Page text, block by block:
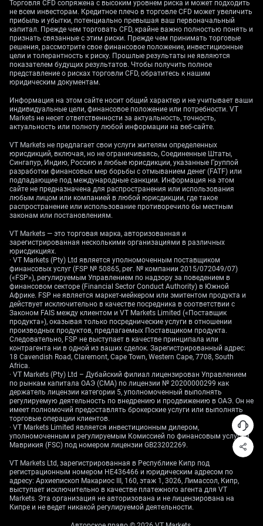
This policy comes even as China’s recent economic
data shows signs of slowing, with October 2025 exports
declining 5.2% year-over-year. A weaker currency would
typically help exporters, so the PBOC’s decision to hold
the line shows their focus is firmly on financial stability.
This reinforces the view that the currency will likely
Concerns About US
Economy
At the same time, concerns are growing over the US
economy after the last jobs report showed hiring
slowing to just 95,000, its lowest level in two years. This
has increased market bets on a Federal Reserve rate cut
in the first quarter of 2026, which would weaken the US
dollar. This global backdrop provides a tailwind for the
Yuan and supports the PBOC’s current stance.
For derivative traders, this environment of active
management and expected range-bound trading is ideal
for selling volatility. One-month implied volatility on
USD/CNH has already fallen to 4.5% from over 6%
during the summer of 2025. We believe strategies like
selling short-dated strangles will be profitable as the
PBOC continues to contain currency fluctuations.
This backdrop of a managed Yuan and a weakening US
dollar outlook also helps explain the strength we are
seeing in other assets. Gold holding firm near $4,050
per ounce reflects a search for safety amid US
economic uncertainty. This suggests a consistent
theme where stability in China’s currency management
contrasts with growing risks elsewhere.
Create your live VT Markets accountandstart
tradingnow.
Торговля CFD сопряжена с высоким уровнем риска и может подходить
не всем инвесторам. Кредитное плечо в торговле CFD может увеличить
прибыль и убытки, потенциально превышая ваш первоначальный
капитал. Прежде чем торговать CFD, крайне важно полностью понять и
признать связанные с этим риски. Прежде чем принимать торговые
решения, рассмотрите свое финансовое положение, инвестиционные
цели и толерантность к риску. Прошлые результаты не являются
показателем будущих результатов. Чтобы получить полное
представление о рисках торговли CFD, обратитесь к нашим
юридическим документам.
Информация на этом сайте носит общий характер и не учитывает ваши
индивидуальные цели, финансовое положение или потребности. VT
Markets не несет ответственности за актуальность, точность,
актуальность или полноту любой информации на веб-сайте.
VT Markets не предлагает свои услуги жителям определенных
юрисдикций, включая, но не ограничиваясь, Соединенные Штаты,
Сингапур, Индию, Россию и любые юрисдикции, указанные Группой
разработки финансовых мер борьбы с отмыванием денег (FATF) или
подпадающие под международные санкции. Информация на этом
сайте не предназначена для распространения или использования
любым лицом или компанией в любой юрисдикции, где такое
распространение или использование противоречило бы местным
законам или постановлениям.
VT Markets — это торговая марка, авторизованная и
зарегистрированная несколькими организациями в различных
юрисдикциях.
· VT Markets (Pty) Ltd является уполномоченным поставщиком
финансовых услуг (FSP № 50865, рег. № компании 2015/072049/07)
(«FSP»), регулируемым Управлением по надзору за поведением в
финансовом секторе (Financial Sector Conduct Authority) в Южной
Африке. FSP не является маркет-мейкером или эмитентом продукта и
действует исключительно в качестве посредника в соответствии с
Законом FAIS между клиентом и VT Markets Limited («Поставщик
продукта»), оказывая только посреднические услуги в отношении
производных продуктов, предлагаемых Поставщиком продукта.
Следовательно, FSP не выступает в качестве принципала или
контрагента ни в одной из ваших сделок. Зарегистрированный адрес:
18 Cavendish Road, Claremont, Cape Town, Western Cape, 7708, South
Africa.
· VT Markets (Pty) Ltd – Дубайский филиал лицензирован Управлением
по рынкам капитала ОАЭ (CMA) по лицензии № 20200000299 как
держатель лицензии категории 5, уполномоченный выполнять
регулируемую деятельность по внедрению и продвижению в ОАЭ. Он не
имеет полномочий предоставлять брокерские услуги или выполнять
торговые операции клиентов.
· VT Markets Limited является инвестиционным дилером,
уполномоченным и регулируемым Комиссией по финансовым услугам
Маврикия (FSC) под номером лицензии GB23202269.
VT Markets Ltd, зарегистрированная в Республике Кипр под
регистрационным номером HE436466 и юридическим адресом по
адресу: Архиепископ Макариос III, 160, этаж 1, 3026, Лимассол, Кипр,
выступает исключительно в качестве платежного агента для VT
Markets. Эта организация не авторизована и не лицензирована на
Кипре и не ведет никакой регулируемой деятельности.